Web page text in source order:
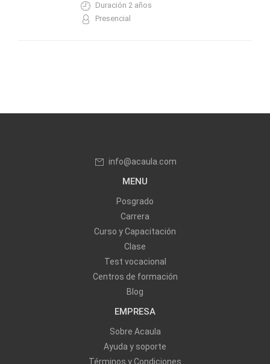
Duración 2 años
Presencial
info@acaula.com
MENU
Posgrado
Carrera
Curso y Capacitación
Clase
Test vocacional
Centros de formación
Blog
EMPRESA
Sobre Acaula
Ayuda y soporte
Términos y Condiciones